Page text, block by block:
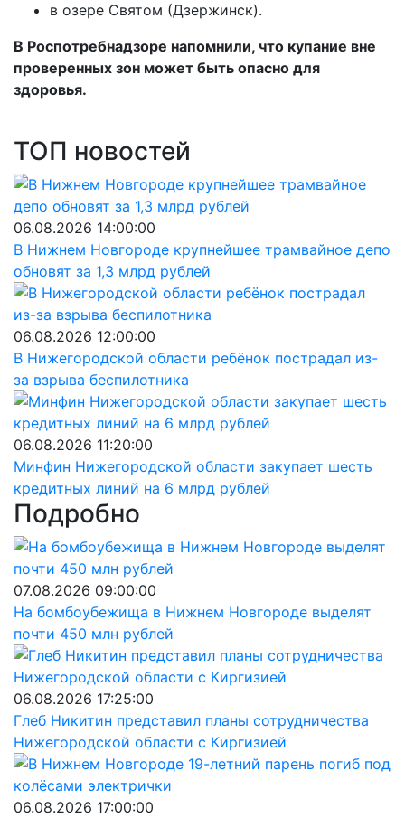
в озере Святом (Дзержинск).
В Роспотребнадзоре напомнили, что купание вне
проверенных зон может быть опасно для
здоровья.
ТОП новостей
06.08.2026 14:00:00
В Нижнем Новгороде крупнейшее трамвайное депо
обновят за 1,3 млрд рублей
06.08.2026 12:00:00
В Нижегородской области ребёнок пострадал из-
за взрыва беспилотника
06.08.2026 11:20:00
Минфин Нижегородской области закупает шесть
кредитных линий на 6 млрд рублей
Подробно
07.08.2026 09:00:00
На бомбоубежища в Нижнем Новгороде выделят
почти 450 млн рублей
06.08.2026 17:25:00
Глеб Никитин представил планы сотрудничества
Нижегородской области с Киргизией
06.08.2026 17:00:00